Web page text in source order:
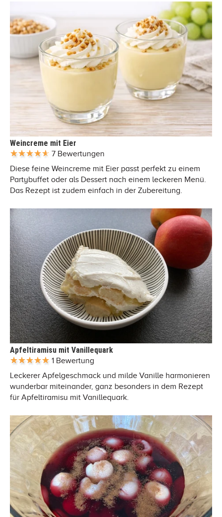
Weincreme mit Eier
7 Bewertungen
Diese feine Weincreme mit Eier passt perfekt zu einem
Partybuffet oder als Dessert nach einem leckeren Menü.
Das Rezept ist zudem einfach in der Zubereitung.
Apfeltiramisu mit Vanillequark
1 Bewertung
Leckerer Apfelgeschmack und milde Vanille harmonieren
wunderbar miteinander, ganz besonders in dem Rezept
für Apfeltiramisu mit Vanillequark.